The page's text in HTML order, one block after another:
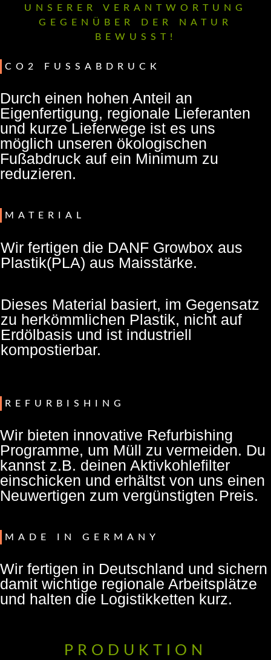
UNSERER VERANTWORTUNG
GEGENÜBER DER NATUR
BEWUSST!
CO2 FUSSABDRUCK
Durch einen hohen Anteil an
Eigenfertigung, regionale Lieferanten
und kurze Lieferwege ist es uns
möglich unseren ökologischen
Fußabdruck auf ein Minimum zu
reduzieren.
MATERIAL
Wir fertigen die DANF Growbox aus
Plastik(PLA) aus Maisstärke.
Dieses Material basiert, im Gegensatz
zu herkömmlichen Plastik, nicht auf
Erdölbasis und ist industriell
kompostierbar.
REFURBISHING
Wir bieten innovative Refurbishing
Programme, um Müll zu vermeiden. Du
kannst z.B. deinen Aktivkohlefilter
einschicken und erhältst von uns einen
Neuwertigen zum vergünstigten Preis.
MADE IN GERMANY
Wir fertigen in Deutschland und sichern
damit wichtige regionale Arbeitsplätze
und halten die Logistikketten kurz.
PRODUKTION